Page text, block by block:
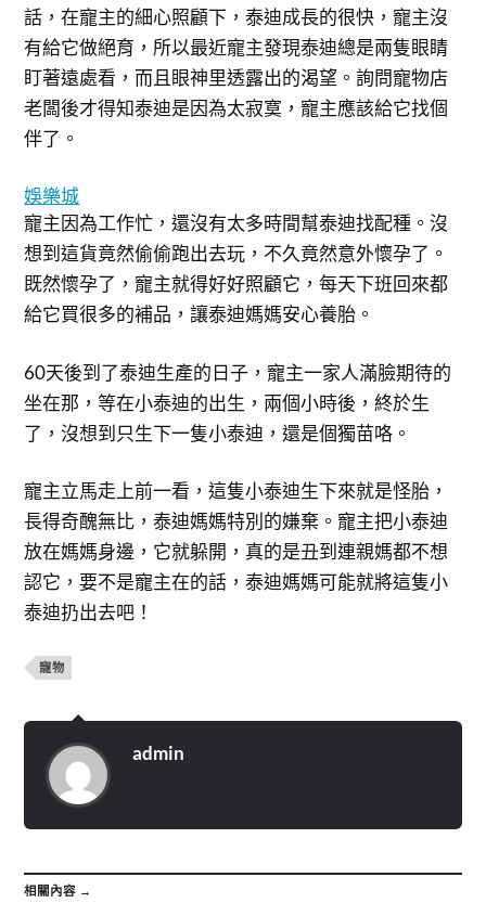
話，在寵主的細心照顧下，泰迪成長的很快，寵主沒
有給它做絕育，所以最近寵主發現泰迪總是兩隻眼睛
盯著遠處看，而且眼神里透露出的渴望。詢問寵物店
老闆後才得知泰迪是因為太寂寞，寵主應該給它找個
伴了。
娛樂城
寵主因為工作忙，還沒有太多時間幫泰迪找配種。沒
想到這貨竟然偷偷跑出去玩，不久竟然意外懷孕了。
既然懷孕了，寵主就得好好照顧它，每天下班回來都
給它買很多的補品，讓泰迪媽媽安心養胎。
60天後到了泰迪生產的日子，寵主一家人滿臉期待的
坐在那，等在小泰迪的出生，兩個小時後，終於生
了，沒想到只生下一隻小泰迪，還是個獨苗咯。
寵主立馬走上前一看，這隻小泰迪生下來就是怪胎，
長得奇醜無比，泰迪媽媽特別的嫌棄。寵主把小泰迪
放在媽媽身邊，它就躲開，真的是丑到連親媽都不想
認它，要不是寵主在的話，泰迪媽媽可能就將這隻小
泰迪扔出去吧！
寵物
admin
相關內容 →